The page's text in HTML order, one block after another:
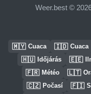
Weer.best ©
🇲🇾 Cuaca 🇮🇩 Cuaca
🇭🇺 Időjárás 🇪🇪
🇫🇷 Météo 🇱🇹
🇨🇿 Počasí 🇫🇮